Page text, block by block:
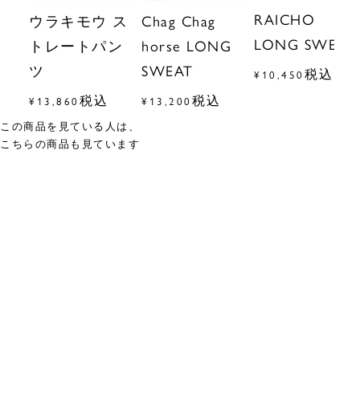
ウラキモウ ス
トレートパン
ツ
¥ 13,860 税込
Chag Chag
horse LONG
SWEAT
¥ 13,200 税込
RAICHO
LONG SWEAT
¥ 10,450 税込
この商品を見ている人は、
こちらの商品も見ています